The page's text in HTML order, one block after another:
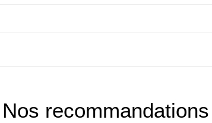
Nos recommandations